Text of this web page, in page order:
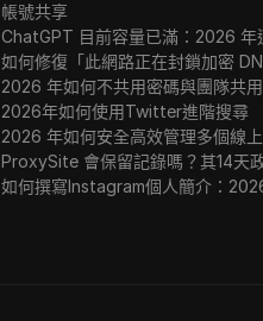
帳號共享
ChatGPT 目前容量已滿：2026 年
如何修復「此網路正在封鎖加密
2026 年如何不共用密碼與團隊共
2026年如何使用Twitter進階搜尋
2026 年如何安全高效管理多個線
ProxySite 會保留記錄嗎？其14天
如何撰寫Instagram個人簡介：